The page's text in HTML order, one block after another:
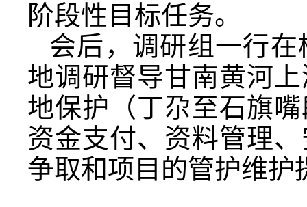
阶段性目标任务。
会后，调研组一行
地调研督导甘南黄河
地保护（丁尕至石旗
资金支付、资料管理
争取和项目的管护维护